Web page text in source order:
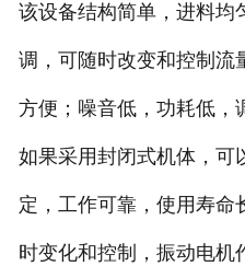
该设备结构简单，进料均
调，可随时改变和控制流
方便；噪音低，功耗低，
如果采用封闭式机体，可
定，工作可靠，使用寿命
时变化和控制，振动电机